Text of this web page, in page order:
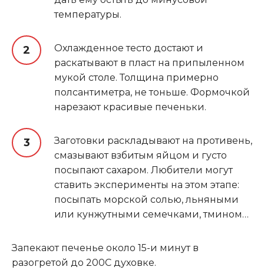
температуры.
Охлажденное тесто достают и
раскатывают в пласт на припыленном
мукой столе. Толщина примерно
полсантиметра, не тоньше. Формочкой
нарезают красивые печеньки.
Заготовки раскладывают на противень,
смазывают взбитым яйцом и густо
посыпают сахаром. Любители могут
ставить эксперименты на этом этапе:
посыпать морской солью, льняными
или кунжутными семечками, тмином…
Запекают печенье около 15-и минут в
разогретой до 200С духовке.